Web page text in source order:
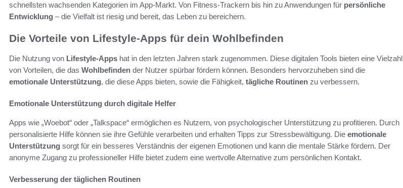
schnellsten wachsenden Kategorien im App-Markt. Von Fitness-Trackern bis hin zu Anwendungen für persönliche
Entwicklung – die Vielfalt ist riesig und bereit, das Leben zu bereichern.
Die Vorteile von Lifestyle-Apps für dein Wohlbefinden
Die Nutzung von Lifestyle-Apps hat in den letzten Jahren stark zugenommen. Diese digitalen Tools bieten eine Vielzahl
von Vorteilen, die das Wohlbefinden der Nutzer spürbar fördern können. Besonders hervorzuheben sind die
emotionale Unterstützung, die diese Apps bieten, sowie die Fähigkeit, tägliche Routinen zu verbessern.
Emotionale Unterstützung durch digitale Helfer
Apps wie „Woebot“ oder „Talkspace“ ermöglichen es Nutzern, von psychologischer Unterstützung zu profitieren. Durch
personalisierte Hilfe können sie ihre Gefühle verarbeiten und erhalten Tipps zur Stressbewältigung. Die emotionale
Unterstützung sorgt für ein besseres Verständnis der eigenen Emotionen und kann die mentale Stärke fördern. Der
anonyme Zugang zu professioneller Hilfe bietet zudem eine wertvolle Alternative zum persönlichen Kontakt.
Verbesserung der täglichen Routinen